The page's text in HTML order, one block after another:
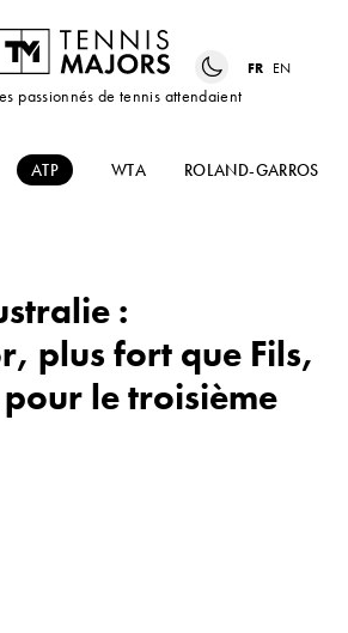
passionnés de tennis attendaient
FR EN
ATP WTA ROLAND-GARROS
:
plus fort que Fils,
le troisième